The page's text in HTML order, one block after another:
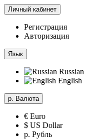
Личный кабинет
Регистрация
Авторизация
Язык
Russian
English
р. Валюта
€ Euro
$ US Dollar
р. Рубль